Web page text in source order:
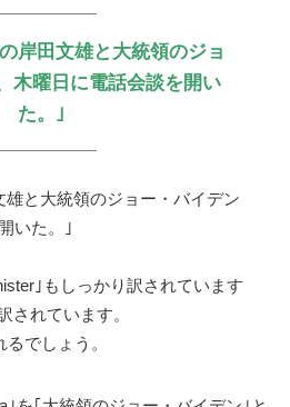
岸田文雄と大統領のジョ
木曜日に電話会談を開い
た。｣
雄と大統領のジョー・バイデン
いた。｣
｣もしっかり訳されています
されています。
でしょう。